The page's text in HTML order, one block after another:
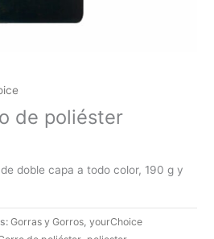
de poliéster
doble capa a todo color, 190 g y
Gorras y Gorros,yourChoice